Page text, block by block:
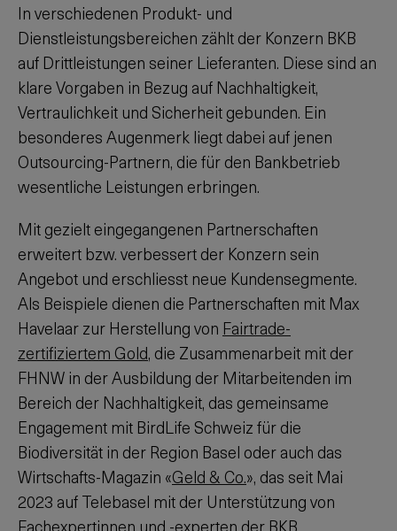
In verschiedenen Produkt- und
Dienstleistungsbereichen zählt der Konzern BKB
auf Drittleistungen seiner Lieferanten. Diese sind an
klare Vorgaben in Bezug auf Nachhaltigkeit,
Vertraulichkeit und Sicherheit gebunden. Ein
besonderes Augenmerk liegt dabei auf jenen
Outsourcing-Partnern, die für den Bankbetrieb
wesentliche Leistungen erbringen.
Mit gezielt eingegangenen Partnerschaften
erweitert bzw. verbessert der Konzern sein
Angebot und erschliesst neue Kundensegmente.
Als Beispiele dienen die Partnerschaften mit Max
Havelaar zur Herstellung von Fairtrade-
zertifiziertem Gold, die Zusammenarbeit mit der
FHNW in der Ausbildung der Mitarbeitenden im
Bereich der Nachhaltigkeit, das gemeinsame
Engagement mit BirdLife Schweiz für die
Biodiversität in der Region Basel oder auch das
Wirtschafts-Magazin «Geld & Co.», das seit Mai
2023 auf Telebasel mit der Unterstützung von
Fachexpertinnen und -experten der BKB